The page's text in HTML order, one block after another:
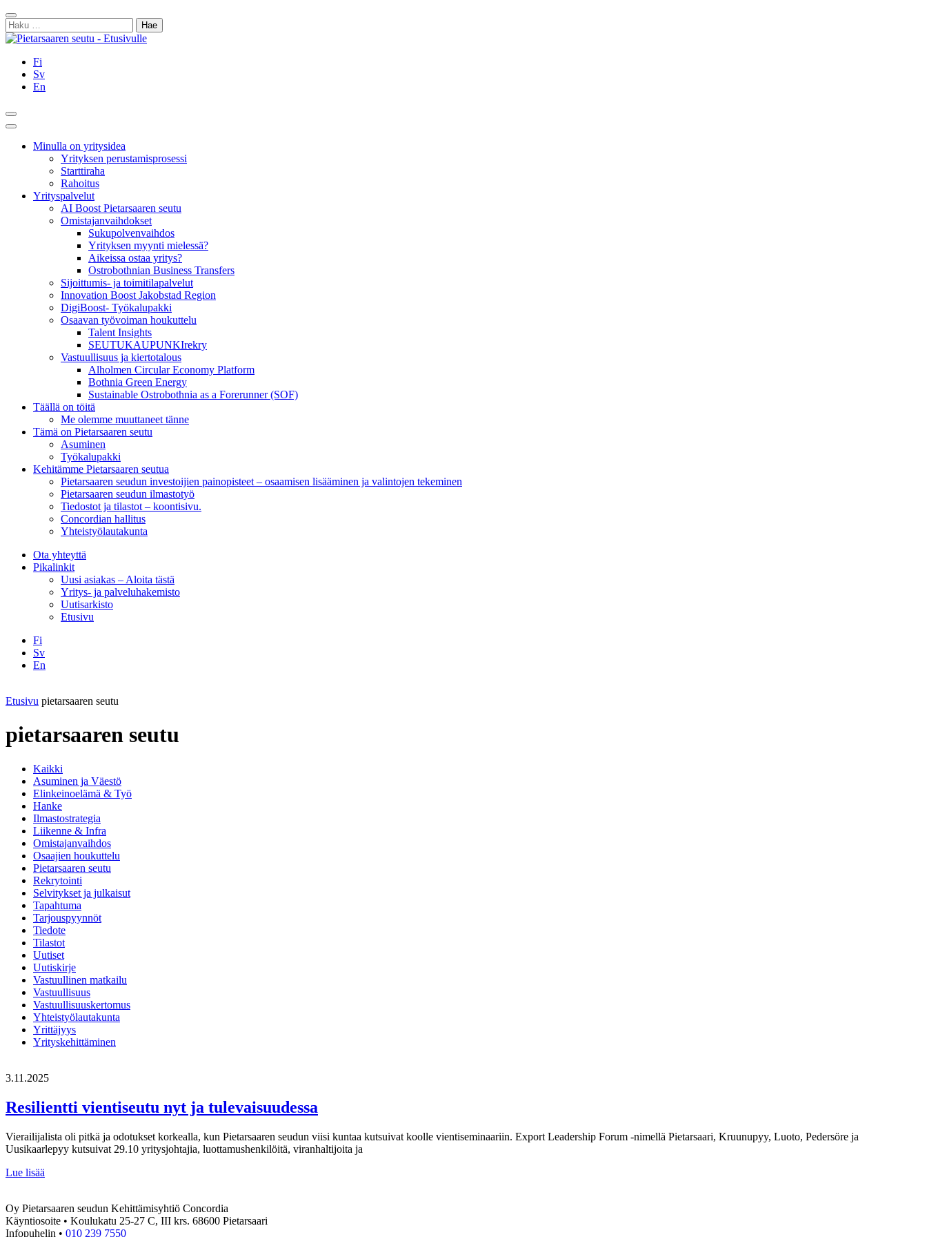
Siirry
sisältöön
Sulje
Haku:
Fi
Sv
En
Hae
Päävalikko
Minulla on yritysidea
Yrityksen perustamisprosessi
Starttiraha
Rahoitus
Yrityspalvelut
AI Boost Pietarsaaren seutu
Omistajanvaihdokset
Sukupolvenvaihdos
Yrityksen myynti mielessä?
Aikeissa ostaa yritys?
Ostrobothnian Business Transfers
Sijoittumis- ja toimitilapalvelut
Innovation Boost Jakobstad Region
DigiBoost- Työkalupakki
Osaavan työvoiman houkuttelu
Talent Insights
SEUTUKAUPUNKIrekry
Vastuullisuus ja kiertotalous
Alholmen Circular Economy Platform
Bothnia Green Energy
Sustainable Ostrobothnia as a Forerunner (SOF)
Täällä on töitä
Me olemme muuttaneet tänne
Tämä on Pietarsaaren seutu
Asuminen
Työkalupakki
Kehitämme Pietarsaaren seutua
Pietarsaaren seudun investoijien painopisteet – osaamisen lisääminen ja valintojen tekeminen
Pietarsaaren seudun ilmastotyö
Tiedostot ja tilastot – koontisivu.
Concordian hallitus
Yhteistyölautakunta
Ota yhteyttä
Pikalinkit
Uusi asiakas – Aloita tästä
Yritys- ja palveluhakemisto
Uutisarkisto
Etusivu
Fi
Sv
En
Etusivu pietarsaaren seutu
pietarsaaren seutu
Kaikki
Asuminen ja Väestö
Elinkeinoelämä & Työ
Hanke
Ilmastostrategia
Liikenne & Infra
Omistajanvaihdos
Osaajien houkuttelu
Pietarsaaren seutu
Rekrytointi
Selvitykset ja julkaisut
Tapahtuma
Tarjouspyynnöt
Tiedote
Tilastot
Uutiset
Uutiskirje
Vastuullinen matkailu
Vastuullisuus
Vastuullisuuskertomus
Yhteistyölautakunta
Yrittäjyys
Yrityskehittäminen
3.11.2025
Resilientti vientiseutu nyt ja tulevaisuudessa
Vierailijalista oli pitkä ja odotukset korkealla, kun Pietarsaaren seudun viisi kuntaa kutsuivat koolle vientiseminaariin. Export Leadership Forum -nimellä Pietarsaari, Kruunupyy, Luoto, Pedersöre ja
Uusikaarlepyy kutsuivat 29.10 yritysjohtajia, luottamushenkilöitä, viranhaltijoita ja
Lue lisää
ja
tulevaisuudessa
Oy Pietarsaaren seudun Kehittämisyhtiö Concordia
Käyntiosoite • Koulukatu 25-27 C, III krs. 68600 Pietarsaari
Infopuhelin • 010 239 7550